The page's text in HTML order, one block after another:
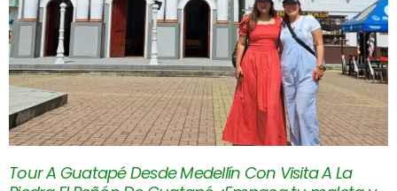
Tour A Guatapé Desde Medellín Con Visita A La